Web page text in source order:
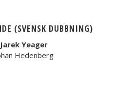
(SVENSK DUBBNING)
Jarek Yeager
Hedenberg